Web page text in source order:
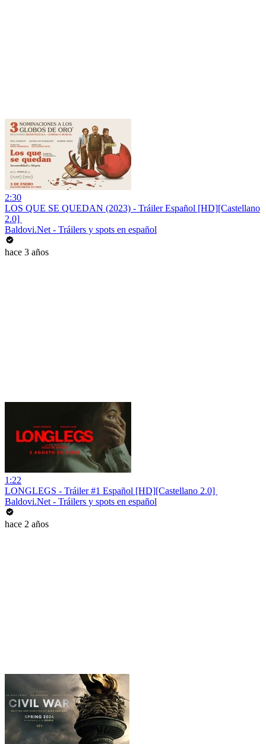
2:30
LOS QUE SE QUEDAN (2023) - Tráiler Español [HD][Castellano
2.0] ️
Baldovi.Net - Tráilers y spots en español
hace 3 años
1:22
LONGLEGS - Tráiler #1 Español [HD][Castellano 2.0] ️
Baldovi.Net - Tráilers y spots en español
hace 2 años